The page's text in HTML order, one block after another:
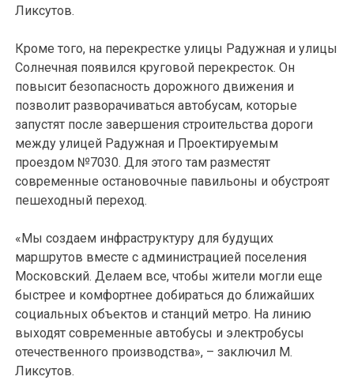
Ликсутов.
Кроме того, на перекрестке улицы Радужная и улицы
Солнечная появился круговой перекресток. Он
повысит безопасность дорожного движения и
позволит разворачиваться автобусам, которые
запустят после завершения строительства дороги
между улицей Радужная и Проектируемым
проездом №7030. Для этого там разместят
современные остановочные павильоны и обустроят
пешеходный переход.
«Мы создаем инфраструктуру для будущих
маршрутов вместе с администрацией поселения
Московский. Делаем все, чтобы жители могли еще
быстрее и комфортнее добираться до ближайших
социальных объектов и станций метро. На линию
выходят современные автобусы и электробусы
отечественного производства», – заключил М.
Ликсутов.